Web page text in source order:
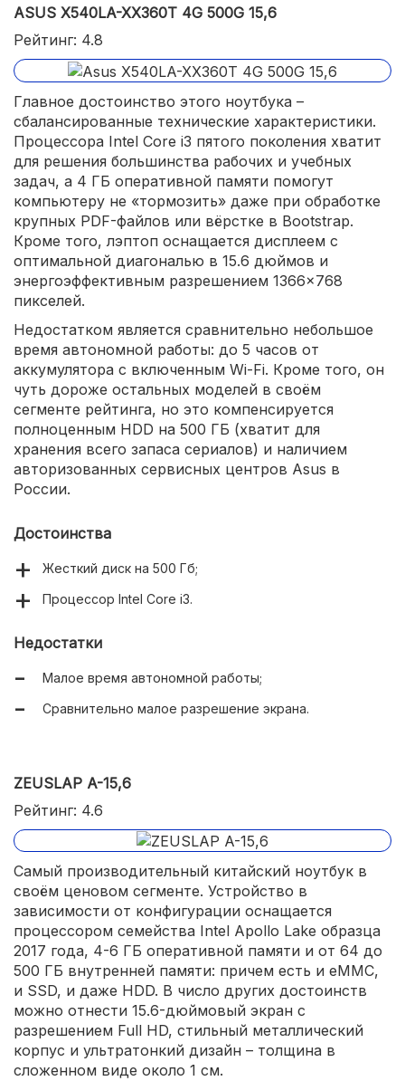
ASUS X540LA-XX360T 4G 500G 15,6
Рейтинг: 4.8
Главное достоинство этого ноутбука –
сбалансированные технические характеристики.
Процессора Intel Core i3 пятого поколения хватит
для решения большинства рабочих и учебных
задач, а 4 ГБ оперативной памяти помогут
компьютеру не «тормозить» даже при обработке
крупных PDF-файлов или вёрстке в Bootstrap.
Кроме того, лэптоп оснащается дисплеем с
оптимальной диагональю в 15.6 дюймов и
энергоэффективным разрешением 1366×768
пикселей.
Недостатком является сравнительно небольшое
время автономной работы: до 5 часов от
аккумулятора с включенным Wi-Fi. Кроме того, он
чуть дороже остальных моделей в своём
сегменте рейтинга, но это компенсируется
полноценным HDD на 500 ГБ (хватит для
хранения всего запаса сериалов) и наличием
авторизованных сервисных центров Asus в
России.
Достоинства
Жесткий диск на 500 Гб;
Процессор Intel Core i3.
Недостатки
Малое время автономной работы;
Сравнительно малое разрешение экрана.
ZEUSLAP A-15,6
Рейтинг: 4.6
Самый производительный китайский ноутбук в
своём ценовом сегменте. Устройство в
зависимости от конфигурации оснащается
процессором семейства Intel Apollo Lake образца
2017 года, 4-6 ГБ оперативной памяти и от 64 до
500 ГБ внутренней памяти: причем есть и eMMC,
и SSD, и даже HDD. В число других достоинств
можно отнести 15.6-дюймовый экран с
разрешением Full HD, стильный металлический
корпус и ультратонкий дизайн – толщина в
сложенном виде около 1 см.